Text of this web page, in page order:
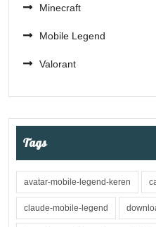
Minecraft
Mobile Legend
Valorant
Tags
avatar-mobile-legend-keren
claude-mobile-legend